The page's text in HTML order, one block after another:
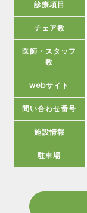
診療項目
チェア数
医師・スタッフ
数
webサイト
問い合わせ番号
施設情報
駐車場